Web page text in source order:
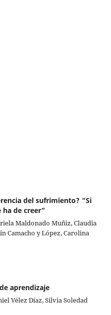
del sufrimiento? “Si
de creer”
Maldonado Muñiz, Claudia
Camacho y López, Carolina
aprendizaje
Vélez Díaz, Silvia Soledad